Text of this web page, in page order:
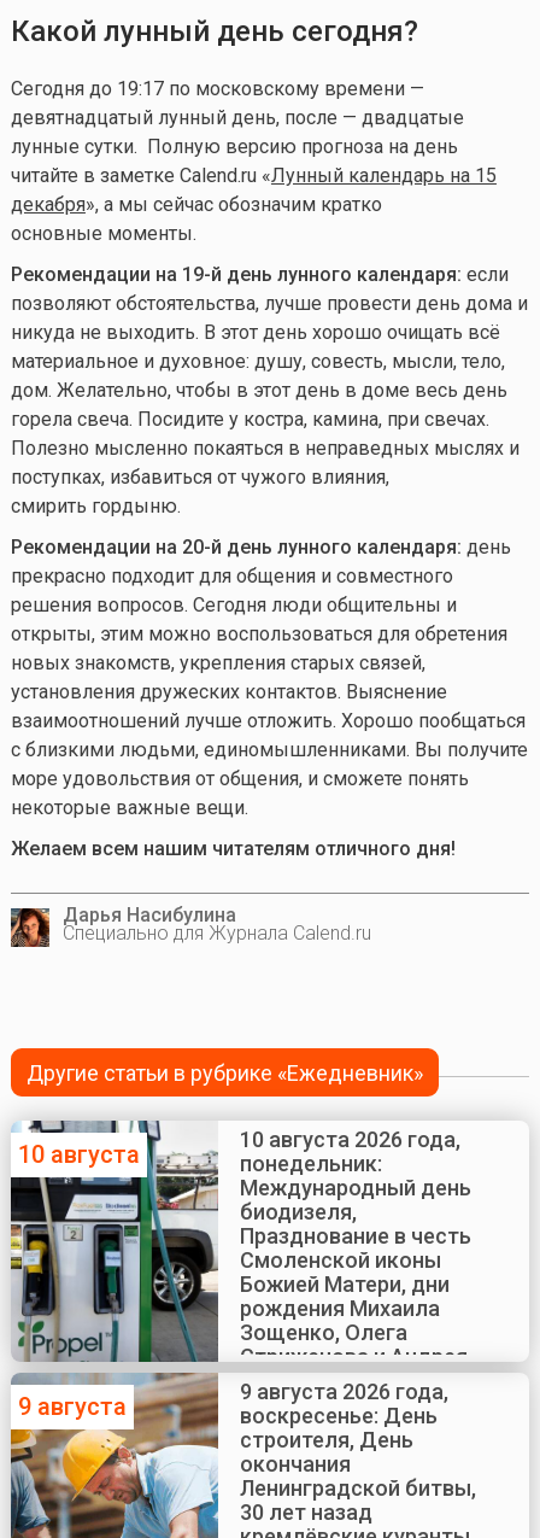
Какой лунный день сегодня?
Сегодня до 19:17 по московскому времени —
девятнадцатый лунный день, после — двадцатые
лунные сутки. Полную версию прогноза на день
читайте в заметке Calend.ru «Лунный календарь на 15
декабря», а мы сейчас обозначим кратко
основные моменты.
Рекомендации на 19-й день лунного календаря: если
позволяют обстоятельства, лучше провести день дома и
никуда не выходить. В этот день хорошо очищать всё
материальное и духовное: душу, совесть, мысли, тело,
дом. Желательно, чтобы в этот день в доме весь день
горела свеча. Посидите у костра, камина, при свечах.
Полезно мысленно покаяться в неправедных мыслях и
поступках, избавиться от чужого влияния,
смирить гордыню.
Рекомендации на 20-й день лунного календаря: день
прекрасно подходит для общения и совместного
решения вопросов. Сегодня люди общительны и
открыты, этим можно воспользоваться для обретения
новых знакомств, укрепления старых связей,
установления дружеских контактов. Выяснение
взаимоотношений лучше отложить. Хорошо пообщаться
с близкими людьми, единомышленниками. Вы получите
море удовольствия от общения, и сможете понять
некоторые важные вещи.
Желаем всем нашим читателям отличного дня!
Дарья Насибулина
Специально для Журнала Calend.ru
Другие статьи в рубрике «Ежедневник»
10 августа
10 августа 2026 года,
понедельник:
Международный день
биодизеля,
Празднование в честь
Смоленской иконы
Божией Матери, дни
рождения Михаила
Зощенко, Олега
Стриженова и Андрея
Краско
9 августа
9 августа 2026 года,
воскресенье: День
строителя, День
окончания
Ленинградской битвы,
30 лет назад